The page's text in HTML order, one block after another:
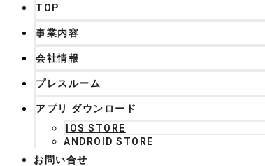
TOP
事業内容
会社情報
プレスルーム
アプリ ダウンロード
IOS STORE
ANDROID STORE
お問い合せ